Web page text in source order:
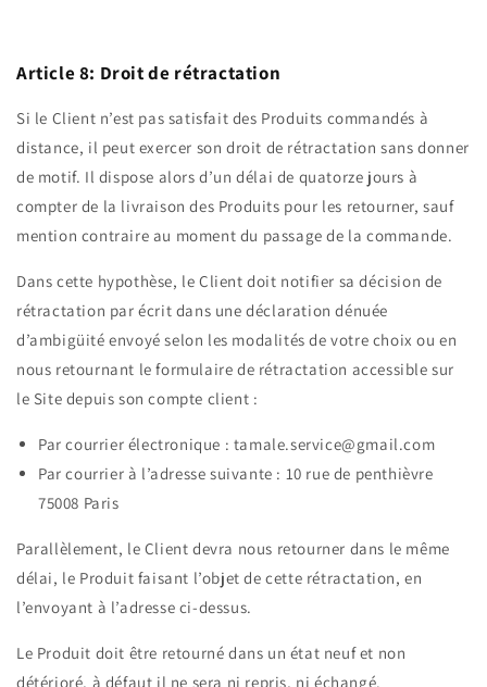
Article 8: Droit de rétractation
Si le Client n’est pas satisfait des Produits commandés à
distance, il peut exercer son droit de rétractation sans donner
de motif. Il dispose alors d’un délai de quatorze jours à
compter de la livraison des Produits pour les retourner, sauf
mention contraire au moment du passage de la commande.
Dans cette hypothèse, le Client doit notifier sa décision de
rétractation par écrit dans une déclaration dénuée
d’ambigüité envoyé selon les modalités de votre choix ou en
nous retournant le formulaire de rétractation accessible sur
le Site depuis son compte client :
Par courrier électronique : tamale.service@gmail.com
Par courrier à l’adresse suivante : 10 rue de penthièvre
75008 Paris
Parallèlement, le Client devra nous retourner dans le même
délai, le Produit faisant l’objet de cette rétractation, en
l’envoyant à l’adresse ci-dessus.
Le Produit doit être retourné dans un état neuf et non
détérioré, à défaut il ne sera ni repris, ni échangé.